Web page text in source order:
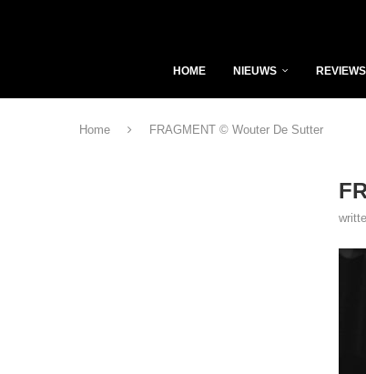
HOME NIEUWS REVIEWS
Home FRAGMENT © Wouter De Sutter